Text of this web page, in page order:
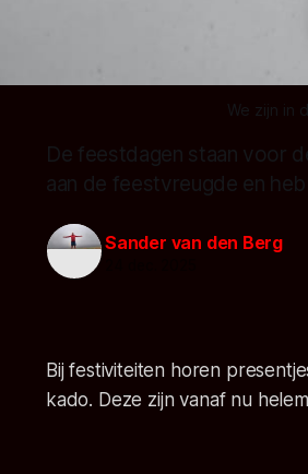
We zijn in
De feestdagen staan voor
aan de feestvreugde en
Sander van den Berg
Bij festiviteiten horen
kado. Deze zijn vanaf nu